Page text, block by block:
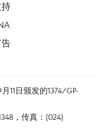
11日颁发的1374/GP-
，传真：(024)